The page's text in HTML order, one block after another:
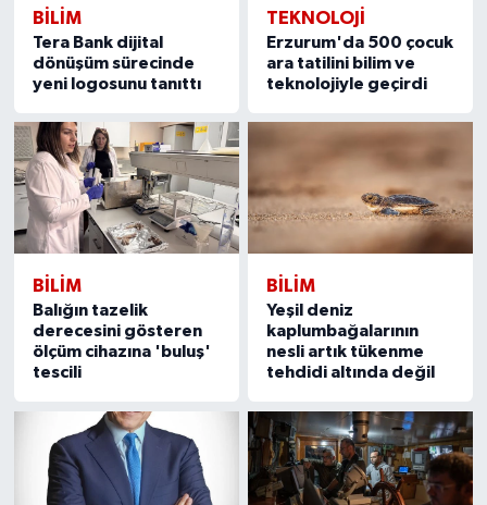
BILIM
Tera Bank dijital
dönüşüm sürecinde
yeni logosunu tanıttı
TEKNOLOJİ
Erzurum'da 500 çocuk
ara tatilini bilim ve
teknolojiyle geçirdi
BILIM
Balığın tazelik
derecesini gösteren
ölçüm cihazına 'buluş'
tescili
BILIM
Yeşil deniz
kaplumbağalarının
nesli artık tükenme
tehdidi altında değil